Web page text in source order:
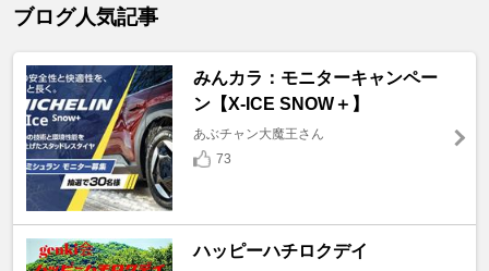
ブログ人気記事
みんカラ：モニターキャンペー
ン【X-ICE SNOW＋】
あぶチャン大魔王さん
73
ハッピーハチロクデイ